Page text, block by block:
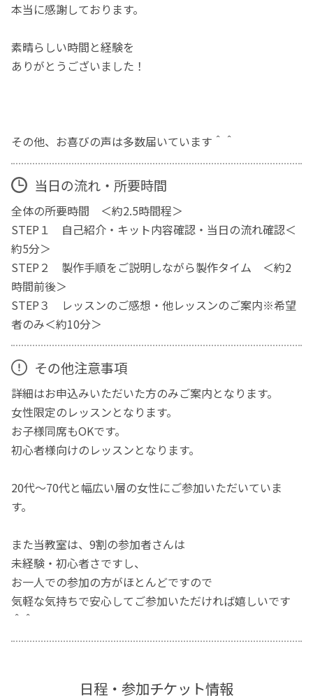
本当に感謝しております。
素晴らしい時間と経験を
ありがとうございました！
その他、お喜びの声は多数届いています＾＾
当日の流れ・所要時間
全体の所要時間 ＜約2.5時間程＞
STEP１ 自己紹介・キット内容確認・当日の流れ確認＜
約5分＞
STEP２ 製作手順をご説明しながら製作タイム ＜約2
時間前後＞
STEP３ レッスンのご感想・他レッスンのご案内※希望
者のみ＜約10分＞
その他注意事項
詳細はお申込みいただいた方のみご案内となります。
女性限定のレッスンとなります。
お子様同席もOKです。
初心者様向けのレッスンとなります。
20代～70代と幅広い層の女性にご参加いただいていま
す。
また当教室は、9割の参加者さんは
未経験・初心者さですし、
お一人での参加の方がほとんどですので
気軽な気持ちで安心してご参加いただければ嬉しいです
＾＾
日程・参加チケット情報